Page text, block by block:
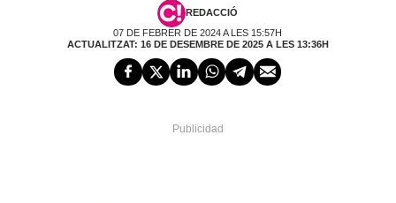
REDACCIÓ
07 DE FEBRER DE 2024 A LES 15:57H
ACTUALITZAT: 16 DE DESEMBRE DE 2025 A LES 13:36H